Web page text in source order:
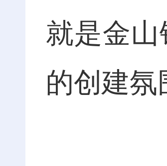
就是金
的创建氛